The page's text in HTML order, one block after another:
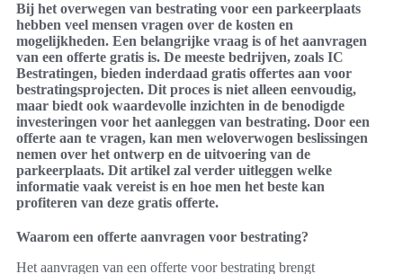
Bij het overwegen van bestrating voor een parkeerplaats
hebben veel mensen vragen over de kosten en
mogelijkheden. Een belangrijke vraag is of het aanvragen
van een offerte gratis is. De meeste bedrijven, zoals IC
Bestratingen, bieden inderdaad gratis offertes aan voor
bestratingsprojecten. Dit proces is niet alleen eenvoudig,
maar biedt ook waardevolle inzichten in de benodigde
investeringen voor het aanleggen van bestrating. Door een
offerte aan te vragen, kan men weloverwogen beslissingen
nemen over het ontwerp en de uitvoering van de
parkeerplaats. Dit artikel zal verder uitleggen welke
informatie vaak vereist is en hoe men het beste kan
profiteren van deze gratis offerte.
Waarom een offerte aanvragen voor bestrating?
Het aanvragen van een offerte voor bestrating brengt